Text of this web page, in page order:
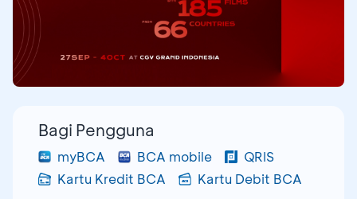
Bagi Pengguna
myBCA BCA mobile
QRIS
Kartu Kredit BCA
Kartu Debit BCA